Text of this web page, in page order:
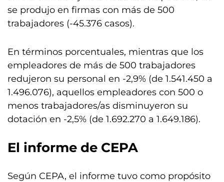
se produjo en firmas con más de 500
trabajadores (-45.376 casos).
En términos porcentuales, mientras que los
empleadores de más de 500 trabajadores
redujeron su personal en -2,9% (de 1.541.450 a
1.496.076), aquellos empleadores con 500 o
menos trabajadores/as disminuyeron su
dotación en -2,5% (de 1.692.270 a 1.649.186).
El informe de CEPA
Según CEPA, el informe tuvo como propósito